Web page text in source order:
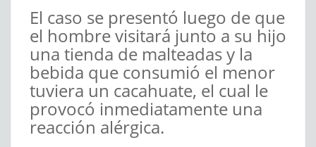
El caso se presentó luego de que
el hombre visitará junto a su hijo
una tienda de malteadas y la
bebida que consumió el menor
tuviera un cacahuate, el cual le
provocó inmediatamente una
reacción alérgica.